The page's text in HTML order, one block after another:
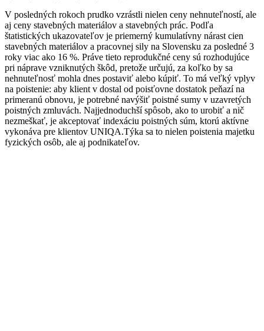
V posledných rokoch prudko vzrástli nielen ceny nehnuteľností, ale
aj ceny stavebných materiálov a stavebných prác. Podľa
štatistických ukazovateľov je priemerný kumulatívny nárast cien
stavebných materiálov a pracovnej sily na Slovensku za posledné 3
roky viac ako 16 %. Práve tieto reprodukčné ceny sú rozhodujúce
pri náprave vzniknutých škôd, pretože určujú, za koľko by sa
nehnuteľnosť mohla dnes postaviť alebo kúpiť. To má veľký vplyv
na poistenie: aby klient v dostal od poisťovne dostatok peňazí na
primeranú obnovu, je potrebné navýšiť poistné sumy v uzavretých
poistných zmluvách. Najjednoduchší spôsob, ako to urobiť a nič
nezmeškať, je akceptovať indexáciu poistných súm, ktorú aktívne
vykonáva pre klientov UNIQA.Týka sa to nielen poistenia majetku
fyzických osôb, ale aj podnikateľov.